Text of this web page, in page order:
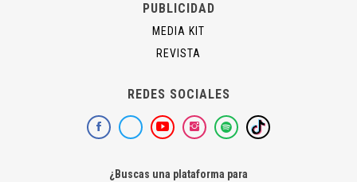
PUBLICIDAD
MEDIA KIT
REVISTA
REDES SOCIALES
¿Buscas una plataforma para